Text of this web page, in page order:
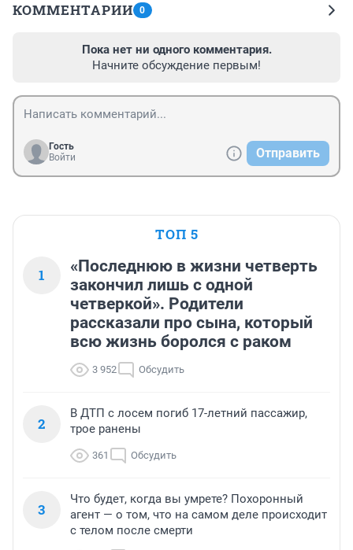
КОММЕНТАРИИ 0
Пока нет ни одного комментария.
Начните обсуждение первым!
Гость
Войти
Отправить
ТОП 5
1
«Последнюю в жизни четверть
закончил лишь с одной
четверкой». Родители
рассказали про сына, который
всю жизнь боролся с раком
3 952 Обсудить
2
В ДТП с лосем погиб 17-летний пассажир,
трое ранены
361 Обсудить
3
Что будет, когда вы умрете? Похоронный
агент — о том, что на самом деле происходит
с телом после смерти